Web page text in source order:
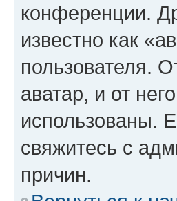
конференции.
известно как
пользователя.
аватар, и от
использованы.
свяжитесь с
причин.